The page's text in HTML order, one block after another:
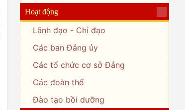
Hoạt động
Lãnh đạo - Chỉ đạo
Các ban Đảng ủy
Các tổ chức cơ sở Đảng
Các đoàn thể
Đào tạo bồi dưỡng